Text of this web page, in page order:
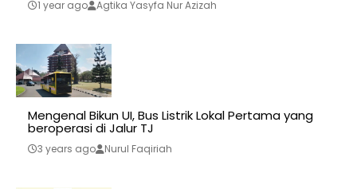
1 year ago Agtika Yasyfa Nur Azizah
Mengenal Bikun UI, Bus Listrik Lokal Pertama yang
beroperasi di Jalur TJ
3 years ago Nurul Faqiriah